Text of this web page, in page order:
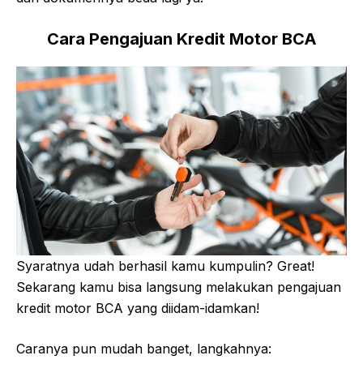
Cara Pengajuan Kredit Motor BCA
Syaratnya udah berhasil kamu kumpulin? Great!
Sekarang kamu bisa langsung melakukan pengajuan
kredit motor BCA yang diidam-idamkan!
Caranya pun mudah banget, langkahnya: